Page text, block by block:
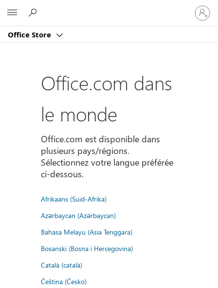
Office Store
vous
à
compte
Office.com dans
le monde
Office.com est disponible dans
plusieurs pays/régions.
Sélectionnez votre langue préférée
ci-dessous.
Afrikaans (Suid-Afrika)
Azərbaycan (Azərbaycan)
Bahasa Melayu (Asia Tenggara)
Bosanski (Bosna i Hercegovina)
Català (català)
Čeština (Česko)